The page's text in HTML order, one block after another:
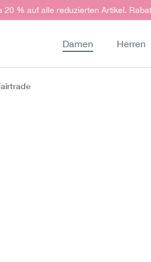
20 % auf alle reduzierten Artikel.
Damen Herren